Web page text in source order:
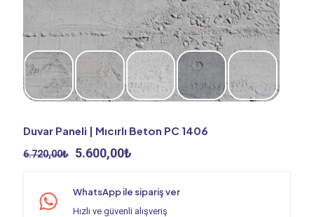
Duvar Paneli | Mıcırlı Beton PC 1406
6.720,00₺ Orijinal
5.600,00₺
5.600,00₺.
WhatsApp ile sipariş ver
Hızlı ve güvenli alışveriş